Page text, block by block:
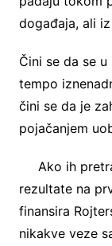
događaja, ali
Čini se da se
tempo
čini se da je
pojačanjem
Ako ih
rezultate na
finansira
nikakve veze